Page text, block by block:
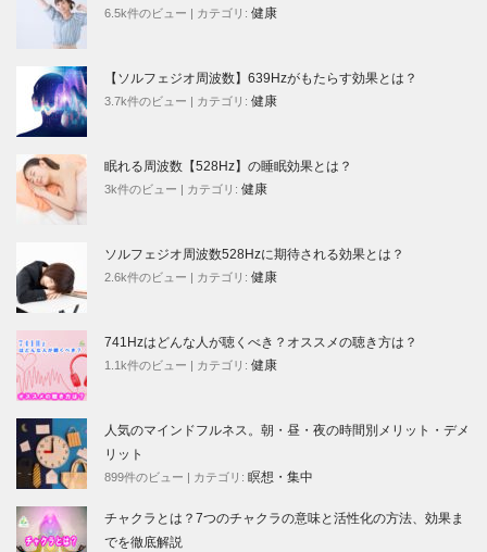
6.5k件のビュー カテゴリ: 健康
【ソルフェジオ周波数】639Hzがもたらす効果とは？
3.7k件のビュー カテゴリ: 健康
眠れる周波数【528Hz】の睡眠効果とは？
3k件のビュー カテゴリ: 健康
ソルフェジオ周波数528Hzに期待される効果とは？
2.6k件のビュー カテゴリ: 健康
741Hzはどんな人が聴くべき？オススメの聴き方は？
1.1k件のビュー カテゴリ: 健康
人気のマインドフルネス。朝・昼・夜の時間別メリット・デメ
リット
899件のビュー カテゴリ: 瞑想・集中
チャクラとは？7つのチャクラの意味と活性化の方法、効果ま
でを徹底解説